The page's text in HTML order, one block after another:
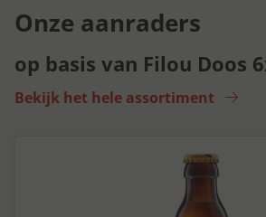
Onze aanraders
op basis van Filou Doos
Bekijk het hele assortiment